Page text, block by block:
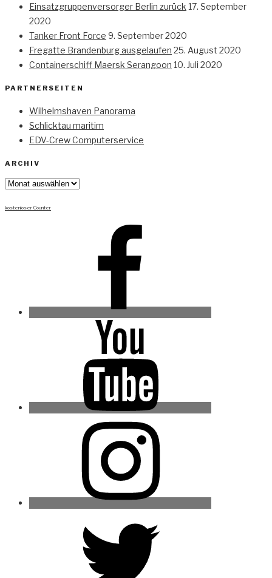
Einsatzgruppenversorger Berlin zurück 17. September
2020
Tanker Front Force 9. September 2020
Fregatte Brandenburg ausgelaufen 25. August 2020
Containerschiff Maersk Serangoon 10. Juli 2020
PARTNERSEITEN
Wilhelmshaven Panorama
Schlicktau maritim
EDV-Crew Computerservice
ARCHIV
Archiv
kostenloser Counter